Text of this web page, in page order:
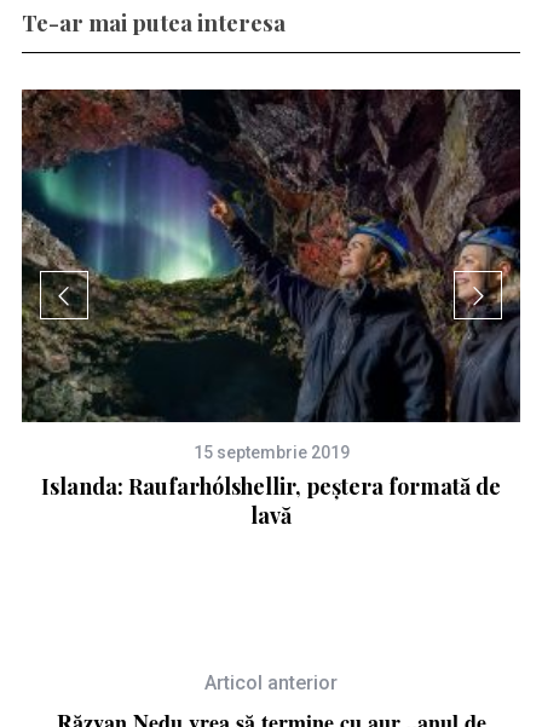
Te-ar mai putea interesa
15 septembrie 2019
Islanda: Raufarhólshellir, peștera formată de
lavă
Articol anterior